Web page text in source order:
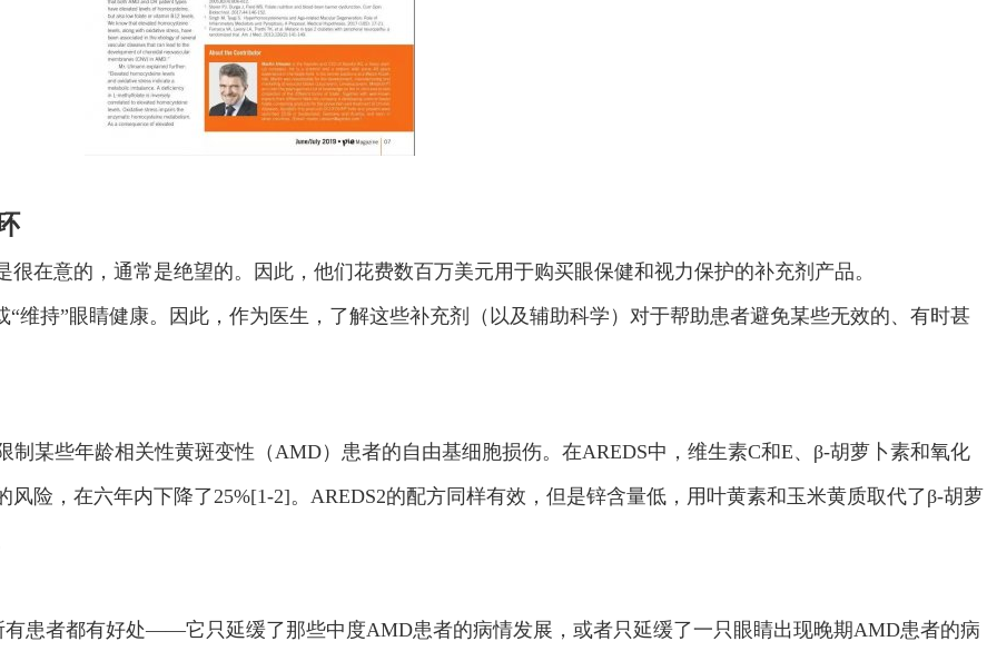
在意的，通常是绝望的。因此，他们花费数百万美元用于购买眼保健和视力保护的补充剂产品。
维持”眼睛健康。因此，作为医生，了解这些补充剂（以及辅助科学）对于帮助患者避免某些无效的、有时甚
制某些年龄相关性黄斑变性（AMD）患者的自由基细胞损伤。在AREDS中，维生素C和E、β-胡萝卜素和氧化
险，在六年内下降了25%[1-2]。AREDS2的配方同样有效，但是锌含量低，用叶黄素和玉米黄质取代了β-胡萝
患者都有好处——它只延缓了那些中度AMD患者的病情发展，或者只延缓了一只眼睛出现晚期AMD患者的病